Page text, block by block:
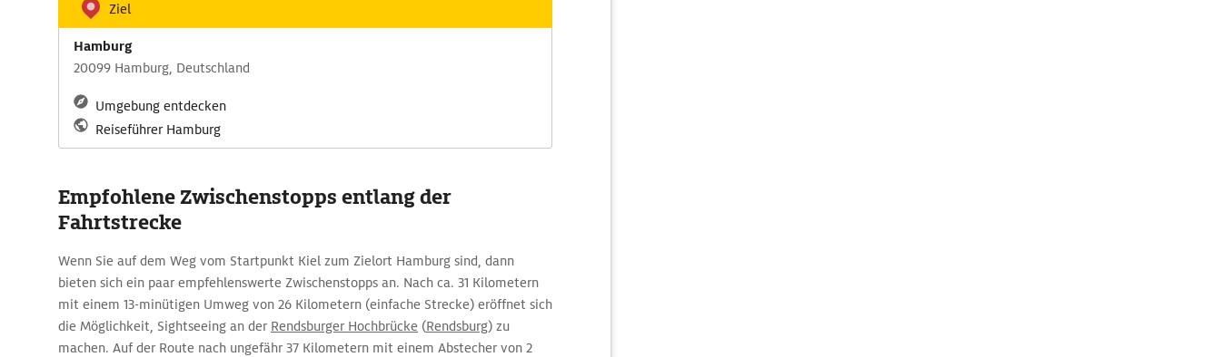
Ziel
Hamburg
20099 Hamburg, Deutschland
Umgebung entdecken
Reiseführer Hamburg
Empfohlene Zwischenstopps entlang der
Fahrtstrecke
Wenn Sie auf dem Weg vom Startpunkt Kiel zum Zielort Hamburg sind, dann
bieten sich ein paar empfehlenswerte Zwischenstopps an. Nach ca. 31 Kilometern
mit einem 13-minütigen Umweg von 26 Kilometern (einfache Strecke) eröffnet sich
die Möglichkeit, Sightseeing an der Rendsburger Hochbrücke (Rendsburg) zu
machen. Auf der Route nach ungefähr 37 Kilometern mit einem Abstecher von 2